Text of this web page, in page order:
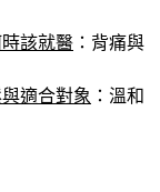
該就醫 ：背痛與
適合對象 ：溫和